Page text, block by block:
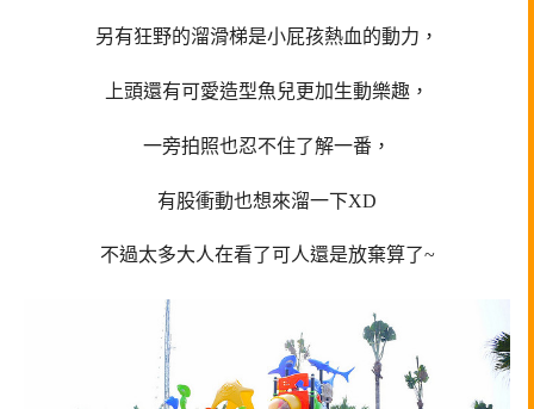
另有狂野的溜滑梯是小屁孩熱血的動力，
上頭還有可愛造型魚兒更加生動樂趣，
一旁拍照也忍不住了解一番，
有股衝動也想來溜一下XD
不過太多大人在看了可人還是放棄算了~